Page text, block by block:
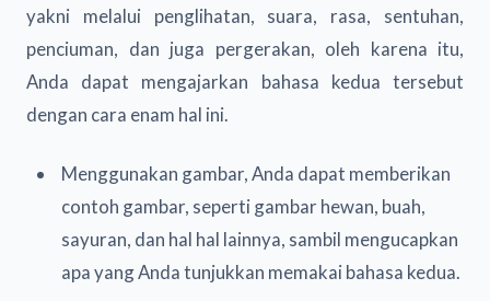
yakni melalui penglihatan, suara, rasa, sentuhan,
penciuman, dan juga pergerakan, oleh karena itu,
Anda dapat mengajarkan bahasa kedua tersebut
dengan cara enam hal ini.
Menggunakan gambar, Anda dapat memberikan
contoh gambar, seperti gambar hewan, buah,
sayuran, dan hal hal lainnya, sambil mengucapkan
apa yang Anda tunjukkan memakai bahasa kedua.